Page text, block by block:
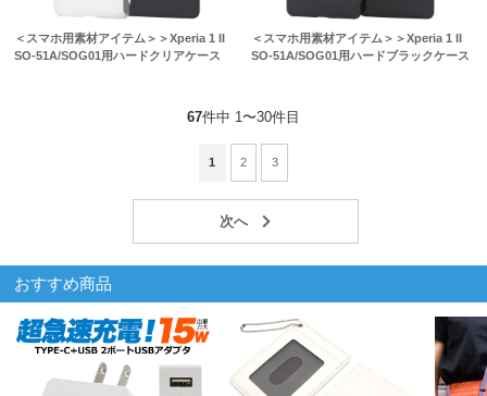
＜スマホ用素材アイテム＞＞Xperia 1 II
SO-51A/SOG01用ハードクリアケース
＜スマホ用素材アイテム＞＞Xperia 1 II
SO-51A/SOG01用ハードブラックケース
67件中 1〜30件目
1 2 3
おすすめ商品